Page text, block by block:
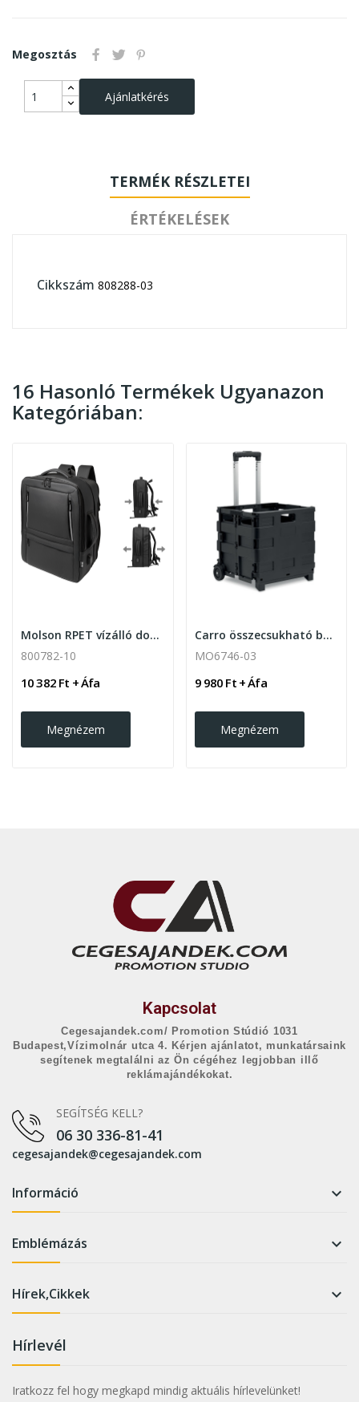
Megosztás
Ajánlatkérés
TERMÉK RÉSZLETEI
ÉRTÉKELÉSEK
Cikkszám 808288-03
16 Hasonló Termékek Ugyanazon
Kategóriában:
Molson RPET vízálló dokumentum hátizsák laptop...
800782-10
10 382 Ft + Áfa
Megnézem
Carro összecsukható bevásárlókocsi
MO6746-03
9 980 Ft + Áfa
Megnézem
Kapcsolat
Cegesajandek.com/ Promotion Stúdió 1031
Budapest,Vízimolnár utca 4. Kérjen ajánlatot, munkatársaink
segítenek megtalálni az Ön cégéhez legjobban illő
reklámajándékokat.
SEGÍTSÉG KELL?
06 30 336-81-41
cegesajandek@cegesajandek.com
Információ 
Emblémázás 
Hírek,Cikkek 
Hírlevél
Iratkozz fel hogy megkapd mindig aktuális hírlevelünket!